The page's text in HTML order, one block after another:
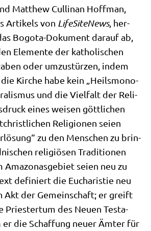
Matthew Cul­linan Hoff­man,
Arti­kels von Life­Si­teNews, her­
Bogo­ta-Doku­ment dar­auf ab,
Ele­men­te der katho­li­schen
oder umzu­stür­zen, indem
Kir­che habe kein „Heils­mo­no­
und die Viel­falt der Reli­
eines wei­sen gött­li­chen
Reli­gio­nen sei­en
zu den Men­schen zu brin­
reli­giö­sen Tra­di­tio­nen
Ama­zo­nas­ge­biet sei­en neu zu
defi­niert die Eucha­ri­stie neu
Akt der Gemein­schaft; er greift
Prie­ster­tum des Neu­en Testa­
er die Schaf­fung neu­er Ämter für